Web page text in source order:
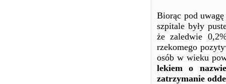
Biorąc pod
szpitale były
że zaledwie
rzekomego
osób w wieku
lekiem o
zatrzymanie